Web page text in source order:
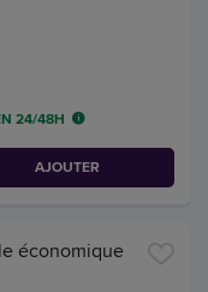
24/48H
AJOUTER
économique